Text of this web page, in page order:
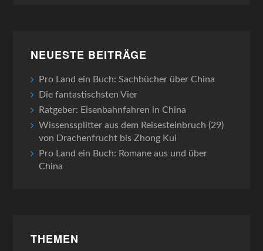
NEUESTE BEITRÄGE
Pro Land ein Buch: Sachbücher über China
Die fantastischsten Vier
Ratgeber: Eisenbahnfahren in China
Wissenssplitter aus dem Reisesteinbruch (29)
von Drachenfrucht bis Zhong Kui
Pro Land ein Buch: Romane aus und über
China
THEMEN